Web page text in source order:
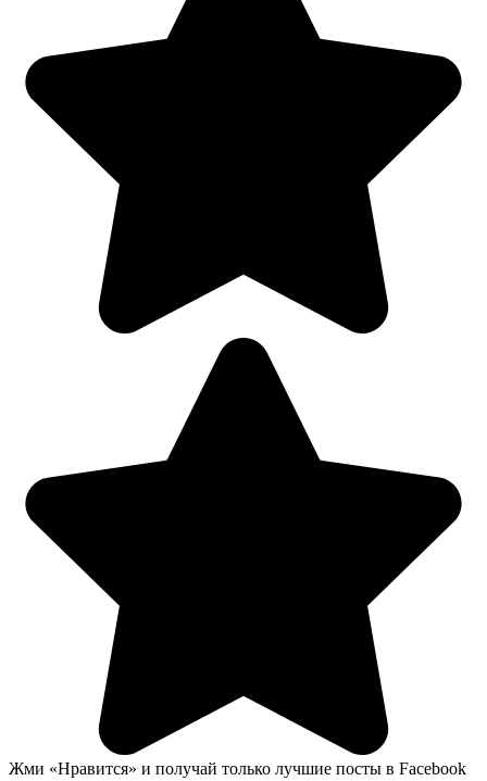
Жми «Нравится» и получай только лучшие посты в Facebook